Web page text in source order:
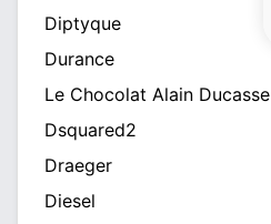
Diptyque
Durance
Le Chocolat Alain Ducasse
Dsquared2
Draeger
Diesel